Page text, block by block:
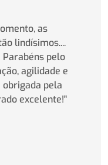
as
lindísimos....
Parabéns pelo
agilidade e
pela
excelente!"